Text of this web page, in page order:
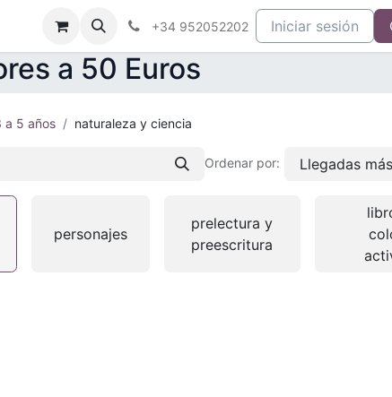
+34 952052202 Iniciar sesión
a 50 Euros
a 5 años naturaleza y ciencia
Ordenar por: Llegadas
personajes
prelectura y
preescritura